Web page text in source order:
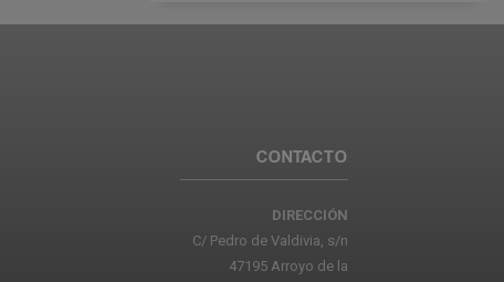
CONTACTO
DIRECCIÓN
C/ Pedro de Valdivia, s/n
47195 Arroyo de la